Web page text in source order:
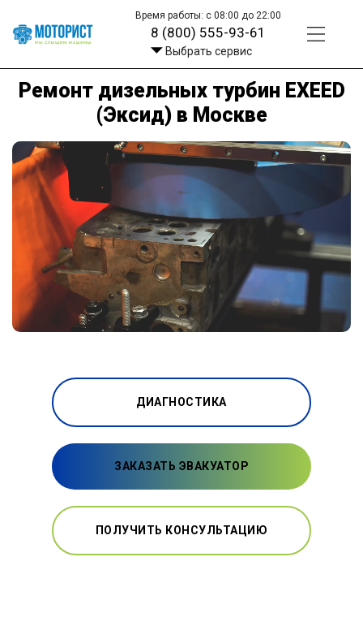
Время работы: с 08:00 до 22:00
8 (800) 555-93-61
Выбрать сервис
Ремонт дизельных турбин EXEED
(Эксид) в Москве
ДИАГНОСТИКА
ЗАКАЗАТЬ ЭВАКУАТОР
ПОЛУЧИТЬ КОНСУЛЬТАЦИЮ